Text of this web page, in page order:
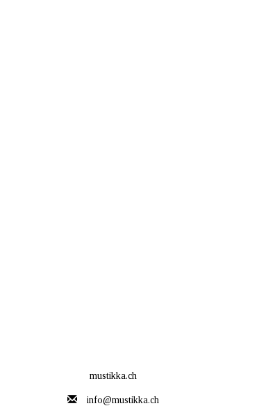
mustikka.ch
info@mustikka.ch